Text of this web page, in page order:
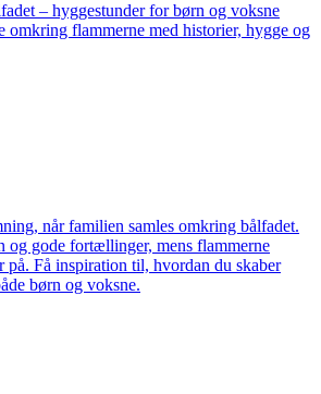
– hyggestunder for børn og voksne
omkring flammerne med historier, hygge og
når familien samles omkring bålfadet.
gode fortællinger, mens flammerne
på. Få inspiration til, hvordan du skaber
børn og voksne.